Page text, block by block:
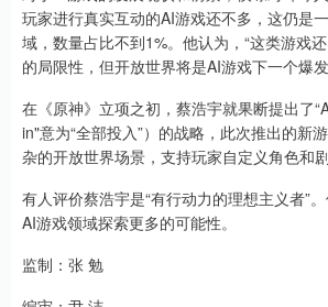
玩家进行真实互动的AI游戏还不多，这仍是
域，数量占比不到1%。他认为，“这类游戏
的局限性，但开放世界将是AI游戏下一个爆发
在《原神》立项之初，蔡浩宇就果断提出了
in"意为“全部投入”）的战略，此次推出的新
杂的开放世界场景，支持玩家自定义角色和剧
有人评价蔡浩宇是“有行动力的理想主义者”
AI游戏领域探索更多的可能性。
监制：张 勉